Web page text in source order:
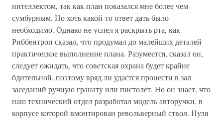
интеллектом, так как план показался мне более чем
сумбурным. Но хоть какой-то ответ дать было
необходимо. Однако не успел я раскрыть рта, как
Риббентроп сказал, что продумал до малейших деталей
практическое выполнение плана. Разумеется, сказал он,
следует ожидать, что советская охрана будет крайне
бдительной, поэтому вряд ли удастся пронести в зал
заседаний ручную гранату или пистолет. Но он знает, что
наш технический отдел разработал модель авторучки, в
корпусе которой вмонтирован револьверный ствол. Пуля